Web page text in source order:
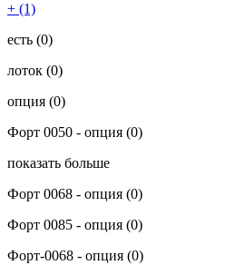
+ (1)
есть (0)
лоток (0)
опция (0)
Форт 0050 - опция (0)
показать больше
Форт 0068 - опция (0)
Форт 0085 - опция (0)
Форт-0068 - опция (0)